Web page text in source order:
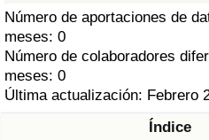
Número de aportaciones de
meses: 0
Número de colaboradores
meses: 0
Última actualización: Febrero
Índice
Índice de Sanidad (Actual)
Índice de Sanidad
Índice de Sanidad por País